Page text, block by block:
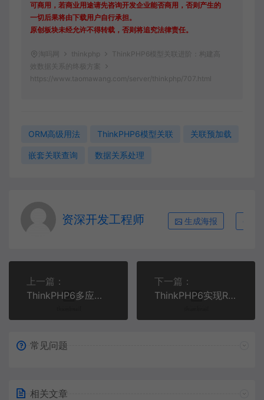
可商用，若商业用途请先咨询开发企业能否商用，否则产生的
一切后果将由下载用户自行承担。
原创板块未经允许不得转载，否则将追究法律责任。
淘吗网 thinkphp
ThinkPHP6模型关联进阶：构建高
效数据关系的终极方案
https://www.taomawang.com/server/thinkphp/707.html
ORM高级用法 ThinkPHP6模型关联 关联预加载
嵌套关联查询 数据关系处理
资深开发工程师 生成海报
上一篇：
ThinkPHP6多应用模式深度解析：企业级项目架构实战指南
下一篇：
ThinkPHP6实现RESTful API开发完整教程 - 从入门到实战
常见问题
相关文章